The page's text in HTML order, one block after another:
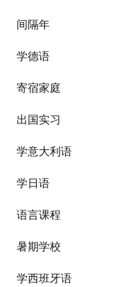
间隔年
学德语
寄宿家庭
出国实习
学意大利语
学日语
语言课程
暑期学校
学西班牙语